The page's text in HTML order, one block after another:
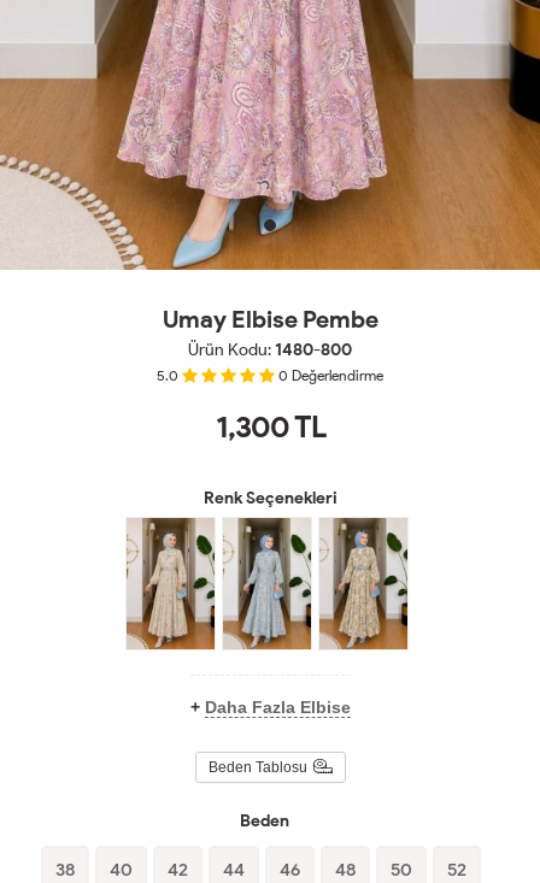
Umay Elbise Pembe
Ürün Kodu:1480-800
5.0 0 Değerlendirme
1,300TL
Renk Seçenekleri
+ Daha Fazla Elbise
Beden Tablosu
Beden
38 40 42 44 46 48 50 52